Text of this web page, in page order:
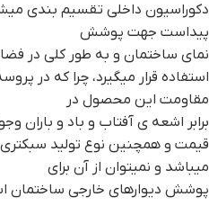
دکوراسیون داخلی تقسیم بندی
پیداست جهت پوشش
نمای ساختمان و به طور کلی در
استفاده قرار میگیرد، چرا که در
مقاومت این محصول در
برابر اشعه ی آفتاب و باد و باران
قیمت و همچنین نوع تولید سبکتری
میباشد و نمیتوان از آن برای
پوشش دیوارهای خارجی ساختمان